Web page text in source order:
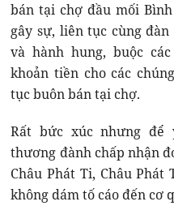
bán tại chợ đầu mối
gây sự, liên tục cùng
và hành hung, buộc
khoản tiền cho các
tục buôn bán tại chợ.
Rất bức xúc nhưng để
thương đành chấp nhận
Châu Phát Ti, Châu Phát
không dám tố cáo đến cơ